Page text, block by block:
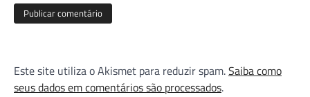
Este site utiliza o Akismet para reduzir spam.Saiba como
seus dados em comentários são processados.